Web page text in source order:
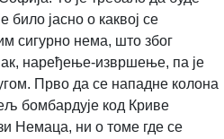
јасно о каквој се
сигурно нема, што због
наређење-извршење, па је
Прво да се нападне колона
бомбардује код Криве
Немаца, ни о томе где се